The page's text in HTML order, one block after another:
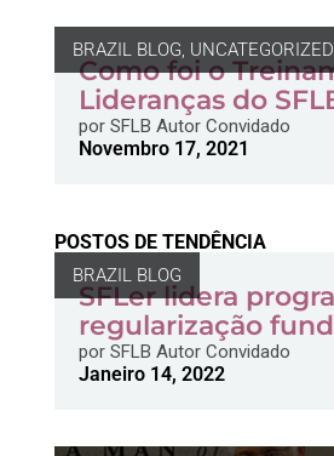
BRAZIL BLOG
Como foi o
Lideranças do
porSFLB Autor Convidado
Novembro 17, 2021
POSTOS DE TENDÊNCIA
BRAZIL BLOG
SFLer lidera
regularização
porSFLB Autor Convidado
Janeiro 14, 2022